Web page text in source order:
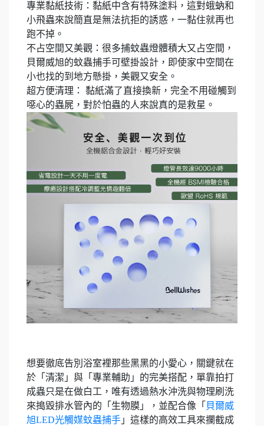
專業黏紙技術：黏紙中含有特殊塗料，這對蛾蚋和
小飛蟲來說簡直是無法抗拒的誘惑，一黏住就再也
跑不掉。
不占空間又美觀：很多捕蚊蟲燈體積大又占空間，
貝爾威旭的蚊蟲捕手可壁掛設計，即使家中空間在
小也找的到地方懸掛，美觀又安全。
超方便清理： 黏紙滿了直接換新，完全不用碰觸到
噁心的蟲屍，對於怕蟲的人來說真的是救星。
想要徹底告別浴室裡那些黑黑的小愛心，關鍵就在
於「清潔」與「專業輔助」的完美搭配，單靠拍打
成蟲只是在做白工，唯有透過熱水沖洗與物理刷洗
來搗毀排水管內的「生物膜」，並配合像「 貝爾威
旭LED光觸媒蚊蟲捕手 」這樣的高效工具來攔截成